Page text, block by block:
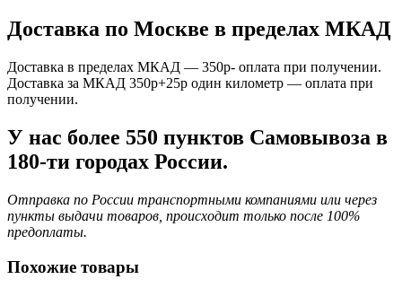
Доставка по Москве в пределах МКАД
Доставка в пределах МКАД — 350р- оплата при получении.
Доставка за МКАД 350р+25р один километр — оплата при
получении.
У нас более 550 пунктов Самовывоза в
180-ти городах России.
Отправка по России транспортными компаниями или через
пункты выдачи товаров, происходит только после 100%
предоплаты.
Похожие товары